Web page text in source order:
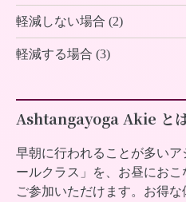
軽減しない場合 (2)
軽減する場合 (3)
Ashtangayoga Akie と
早朝に行われることが多い
ールクラス」を、お昼にお
ご参加いただけます。お得